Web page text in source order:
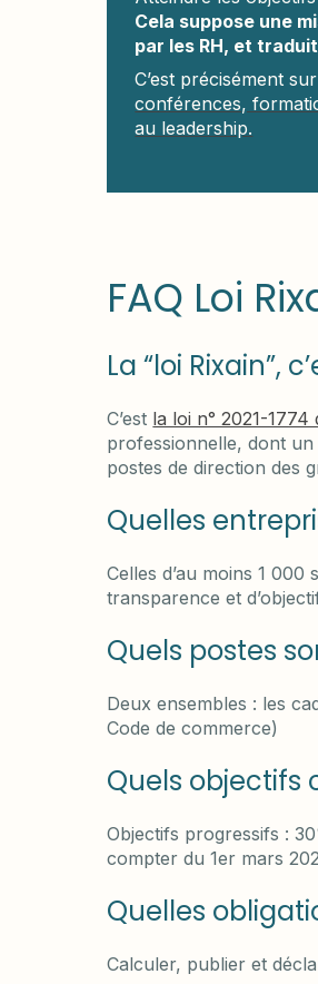
Cela suppose une
par les RH, et
C’est précisément
conférences,
au leadership.
FAQ Loi
La “loi Rixain”,
C’est la loi n° 2021-
professionnelle, dont
postes de direction des
Quelles
Celles d’au moins 1
transparence et
Quels postes
Deux ensembles : les
Code de commerce)
Quels objectifs
Objectifs progressifs :
compter du 1er mars
Quelles
Calculer, publier et